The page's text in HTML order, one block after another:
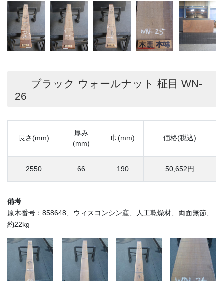
ブラック ウォールナット 柾目 WN-
26
長さ(mm)
厚み
(mm)
巾(mm) 価格(税込)
2550 66 190 50,652円
備考
原木番号：858648、ウィスコンシン産、人工乾燥材、両面無節、
約22kg